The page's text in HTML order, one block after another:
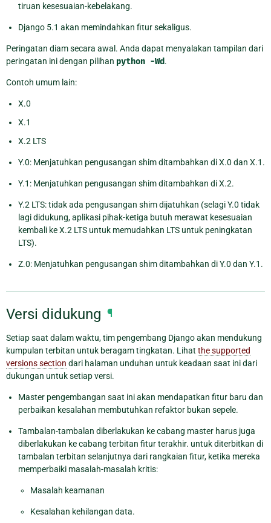
tiruan kesesuaian-kebelakang.
Django 5.1 akan memindahkan fitur sekaligus.
Peringatan diam secara awal. Anda dapat menyalakan tampilan dari
peringatan ini dengan pilihan python -Wd.
Contoh umum lain:
X.0
X.1
X.2 LTS
Y.0: Menjatuhkan pengusangan shim ditambahkan di X.0 dan X.1.
Y.1: Menjatuhkan pengusangan shim ditambahkan di X.2.
Y.2 LTS: tidak ada pengusangan shim dijatuhkan (selagi Y.0 tidak
lagi didukung, aplikasi pihak-ketiga butuh merawat kesesuaian
kembali ke X.2 LTS untuk memudahkan LTS untuk peningkatan
LTS).
Z.0: Menjatuhkan pengusangan shim ditambahkan di Y.0 dan Y.1.
Versi didukung ¶
Setiap saat dalam waktu, tim pengembang Django akan mendukung
kumpulan terbitan untuk beragam tingkatan. Lihat the supported
versions section dari halaman unduhan untuk keadaan saat ini dari
dukungan untuk setiap versi.
Master pengembangan saat ini akan mendapatkan fitur baru dan
perbaikan kesalahan membutuhkan refaktor bukan sepele.
Tambalan-tambalan diberlakukan ke cabang master harus juga
diberlakukan ke cabang terbitan fitur terakhir. untuk diterbitkan di
tambalan terbitan selanjutnya dari rangkaian fitur, ketika mereka
memperbaiki masalah-masalah kritis:
Masalah keamanan
Kesalahan kehilangan data.